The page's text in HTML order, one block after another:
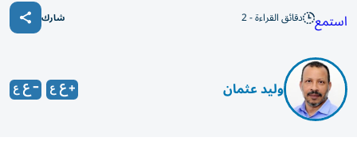
استمع دقائق القراءة - 2 شارك
وليد عثمان